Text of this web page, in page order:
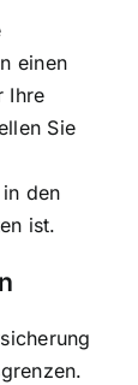
einen
Ihre
Sie
den
ist.